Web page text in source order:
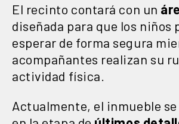
El recinto contará con un
diseñada para que los niños
esperar de forma segura
acompañantes realizan su
actividad física.
Actualmente, el inmueble